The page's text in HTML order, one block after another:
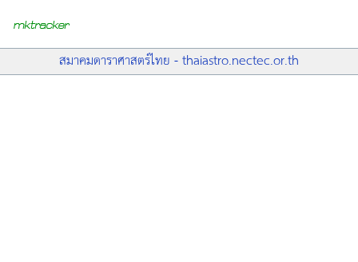
สมาคมดาราศาสตร์ไทย - thaiastro.nectec.or.th